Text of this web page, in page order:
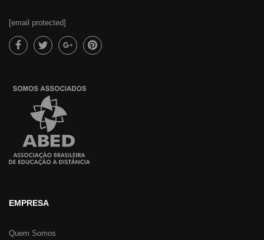
[email protected]
EMPRESA
Quem Somos